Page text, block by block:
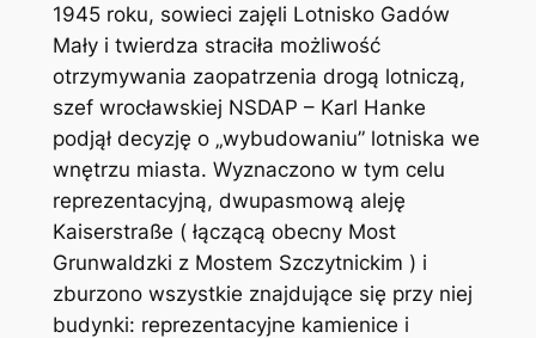
1945 roku, sowieci zajęli Lotnisko Gadów
Mały i twierdza straciła możliwość
otrzymywania zaopatrzenia drogą lotniczą,
szef wrocławskiej NSDAP – Karl Hanke
podjął decyzję o „wybudowaniu” lotniska we
wnętrzu miasta. Wyznaczono w tym celu
reprezentacyjną, dwupasmową aleję
Kaiserstraße ( łączącą obecny Most
Grunwaldzki z Mostem Szczytnickim ) i
zburzono wszystkie znajdujące się przy niej
budynki: reprezentacyjne kamienice i